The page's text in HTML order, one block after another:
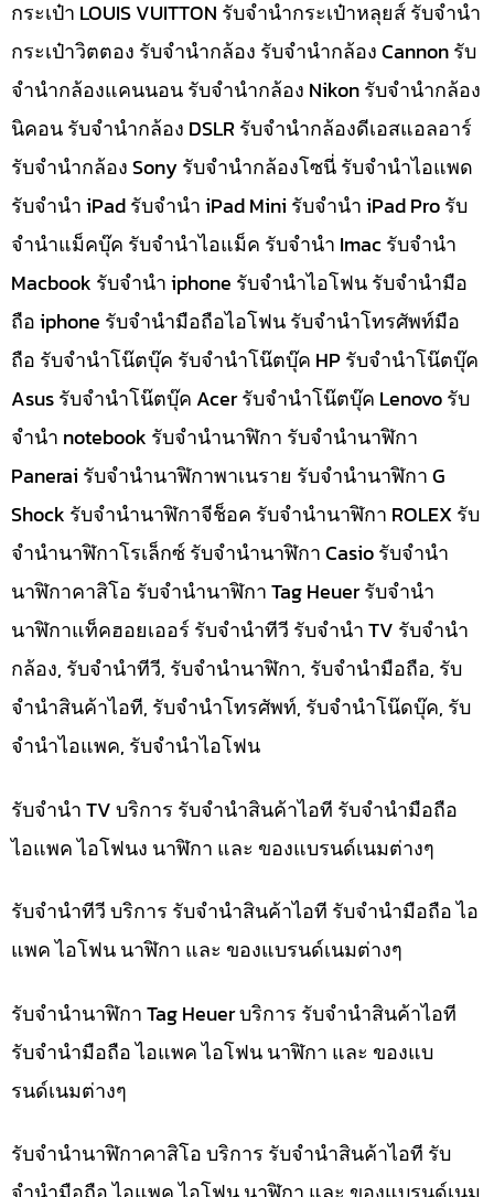
กระเป๋า LOUIS VUITTON รับจำนำกระเป๋าหลุยส์ รับจำนำ
กระเป๋าวิตตอง รับจำนำกล้อง รับจำนำกล้อง Cannon รับ
จำนำกล้องแคนนอน รับจำนำกล้อง Nikon รับจำนำกล้อง
นิคอน รับจำนำกล้อง DSLR รับจำนำกล้องดีเอสแอลอาร์
รับจำนำกล้อง Sony รับจำนำกล้องโซนี่ รับจำนำไอแพด
รับจำนำ iPad รับจำนำ iPad Mini รับจำนำ iPad Pro รับ
จำนำแม็คบุ๊ค รับจำนำไอแม็ค รับจำนำ Imac รับจำนำ
Macbook รับจำนำ iphone รับจำนำไอโฟน รับจำนำมือ
ถือ iphone รับจำนำมือถือไอโฟน รับจำนำโทรศัพท์มือ
ถือ รับจำนำโน๊ตบุ๊ค รับจำนำโน๊ตบุ๊ค HP รับจำนำโน๊ตบุ๊ค
Asus รับจำนำโน๊ตบุ๊ค Acer รับจำนำโน๊ตบุ๊ค Lenovo รับ
จำนำ notebook รับจำนำนาฬิกา รับจำนำนาฬิกา
Panerai รับจำนำนาฬิกาพาเนราย รับจำนำนาฬิกา G
Shock รับจำนำนาฬิกาจีช็อค รับจำนำนาฬิกา ROLEX รับ
จำนำนาฬิกาโรเล็กซ์ รับจำนำนาฬิกา Casio รับจำนำ
นาฬิกาคาสิโอ รับจำนำนาฬิกา Tag Heuer รับจำนำ
นาฬิกาแท็คฮอยเออร์ รับจำนำทีวี รับจำนำ TV รับจำนำ
กล้อง, รับจำนำทีวี, รับจำนำนาฬิกา, รับจำนำมือถือ, รับ
จำนำสินค้าไอที, รับจำนำโทรศัพท์, รับจำนำโน๊ดบุ๊ค, รับ
จำนำไอแพค, รับจำนำไอโฟน
รับจำนำ TV บริการ รับจำนำสินค้าไอที รับจำนำมือถือ
ไอแพค ไอโฟนง นาฬิกา และ ของแบรนด์เนมต่างๆ
รับจำนำทีวี บริการ รับจำนำสินค้าไอที รับจำนำมือถือ ไอ
แพค ไอโฟน นาฬิกา และ ของแบรนด์เนมต่างๆ
รับจำนำนาฬิกา Tag Heuer บริการ รับจำนำสินค้าไอที
รับจำนำมือถือ ไอแพค ไอโฟน นาฬิกา และ ของแบ
รนด์เนมต่างๆ
รับจำนำนาฬิกาคาสิโอ บริการ รับจำนำสินค้าไอที รับ